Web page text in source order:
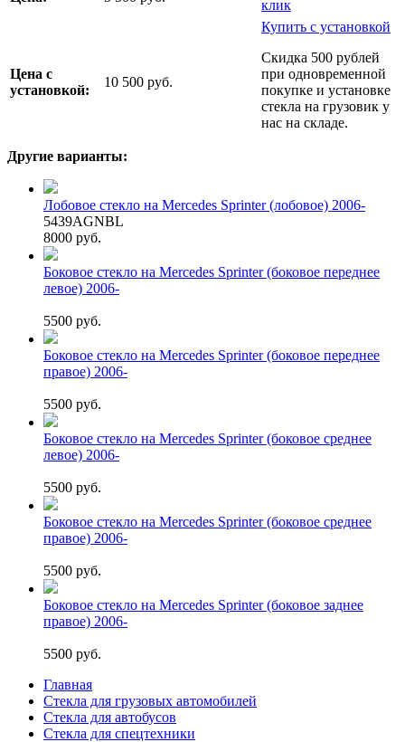
клик
Цена с
установкой:
10 500 руб.
Купить с установкой
Скидка 500 рублей
при одновременной
покупке и установке
стекла на грузовик у
нас на складе.
Другие варианты:
Лобовое стекло на Mercedes Sprinter (лобовое) 2006-
5439AGNBL
8000 руб.
Боковое стекло на Mercedes Sprinter (боковое переднее
левое) 2006-
5500 руб.
Боковое стекло на Mercedes Sprinter (боковое переднее
правое) 2006-
5500 руб.
Боковое стекло на Mercedes Sprinter (боковое среднее
левое) 2006-
5500 руб.
Боковое стекло на Mercedes Sprinter (боковое среднее
правое) 2006-
5500 руб.
Боковое стекло на Mercedes Sprinter (боковое заднее
правое) 2006-
5500 руб.
Главная
Стекла для грузовых автомобилей
Стекла для автобусов
Стекла для спецтехники